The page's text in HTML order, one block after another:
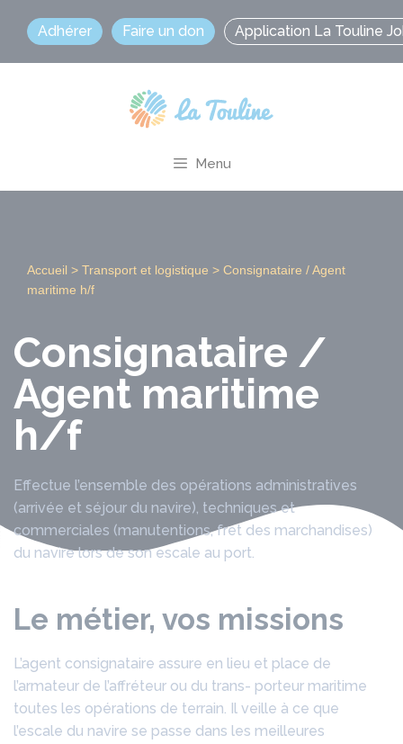
contenu
Adhérer Faire un don Application La Touline
Menu
Accueil > Transport et logistique > Consignataire / Agent
maritime h/f
Consignataire /
Agent maritime
h/f
Effectue l’ensemble des opérations administratives
(arrivée et séjour du navire), techniques et
commerciales (manutentions, fret des marchandises)
du navire lors de son escale au port.
Le métier, vos missions
L’agent consignataire assure en lieu et place de
l’armateur de l’affréteur ou du trans- porteur maritime
toutes les opérations de terrain. Il veille à ce que
l’escale du navire se passe dans les meilleures